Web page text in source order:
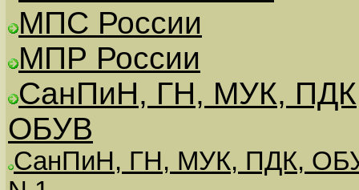
МПС России
МПР России
СанПиН, ГН, МУК,
ОБУВ
СанПиН, ГН, МУК, ПДК,